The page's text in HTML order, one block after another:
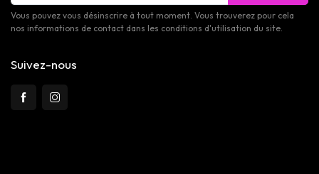
Vous pouvez vous désinscrire à tout moment. Vous trouverez pour cela
nos informations de contact dans les conditions d'utilisation du site.
Suivez-nous